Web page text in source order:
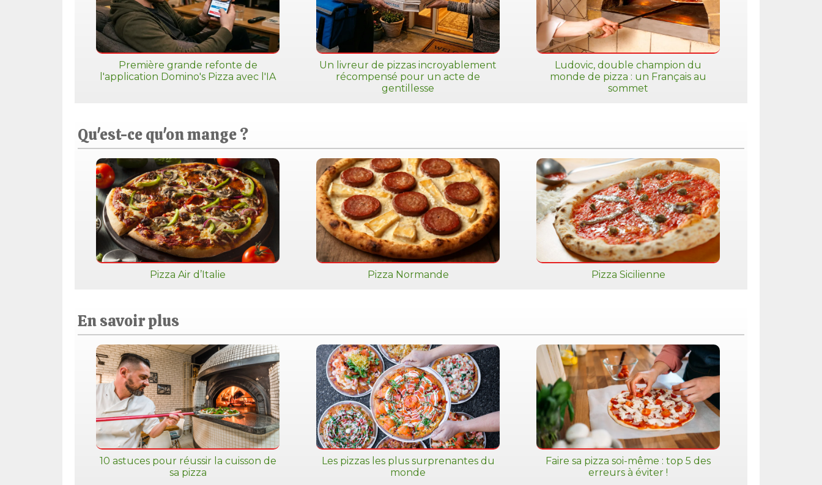
Première grande refonte de
l'application Domino's Pizza avec l'IA
Un livreur de pizzas incroyablement
récompensé pour un acte de
gentillesse
Ludovic, double champion du
monde de pizza : un Français au
sommet
Qu'est-ce qu'on mange ?
Pizza Air d’Italie Pizza Normande Pizza Sicilienne
En savoir plus
10 astuces pour réussir la cuisson de
sa pizza
Les pizzas les plus surprenantes du
monde
Faire sa pizza soi-même : top 5 des
erreurs à éviter !